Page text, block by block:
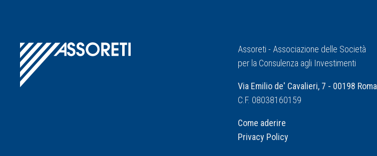
Assoreti - Associazione delle Società
per la Consulenza agli Investimenti
Via Emilio de' Cavalieri, 7 - 00198 Roma
C.F. 08038160159
Come aderire
Privacy Policy